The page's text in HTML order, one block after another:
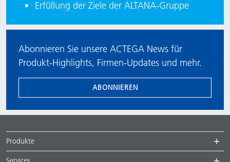
Erfüllung der Ziele der ALTANA-Gruppe
Abonnieren Sie unsere ACTEGA News für
Produkt-Highlights, Firmen-Updates und mehr.
ABONNIEREN
Produkte